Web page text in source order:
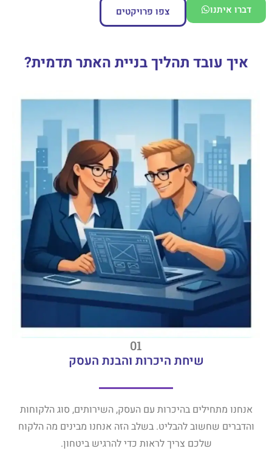
דברו איתנו צפו פרויקטים
איך עובד תהליך בניית האתר תדמית?
01
שיחת היכרות והבנת העסק
אנחנו מתחילים בהיכרות עם העסק, השירותים, סוג הלקוחות
והדברים שחשוב להבליט. בשלב הזה אנחנו מבינים מה הלקוח
שלכם צריך לראות כדי להרגיש ביטחון.